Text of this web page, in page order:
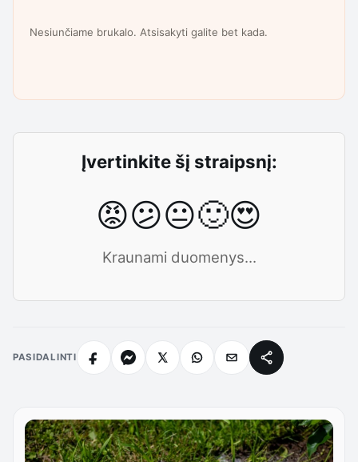
Nesiunčiame brukalo. Atsisakyti galite bet kada.
Įvertinkite šį straipsnį:
😡😕😐🙂😍
Kraunami duomenys...
PASIDALINTI